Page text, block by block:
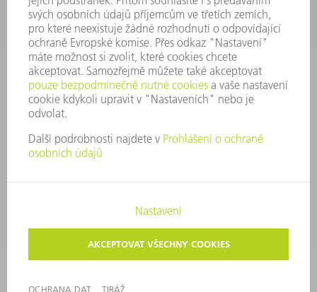
Pá 8:00 - 16:00
ND@trumpf.com
KONTAKTNÍ ÚDAJE
Nástroje
+420 251 106 250
Po - pá 8:00 - 16:00
nastroje@trumpf.com
OCHRANA DAT
AUTORSKÉ A ZNÁMKOVÉ PRÁVO
PODMÍNKY UŽITÍ